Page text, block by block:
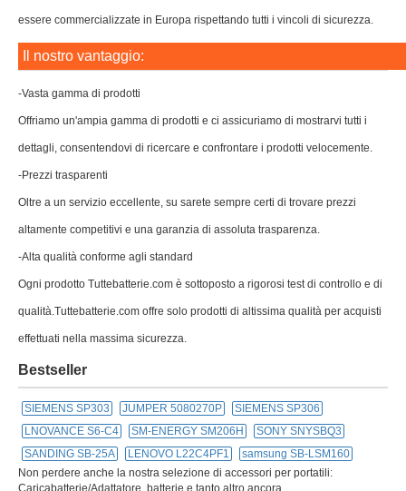
essere commercializzate in Europa rispettando tutti i vincoli di sicurezza.
Il nostro vantaggio:
-Vasta gamma di prodotti
Offriamo un'ampia gamma di prodotti e ci assicuriamo di mostrarvi tutti i
dettagli, consentendovi di ricercare e confrontare i prodotti velocemente.
-Prezzi trasparenti
Oltre a un servizio eccellente, su sarete sempre certi di trovare prezzi
altamente competitivi e una garanzia di assoluta trasparenza.
-Alta qualità conforme agli standard
Ogni prodotto Tuttebatterie.com è sottoposto a rigorosi test di controllo e di
qualità.Tuttebatterie.com offre solo prodotti di altissima qualità per acquisti
effettuati nella massima sicurezza.
Bestseller
SIEMENS SP303 JUMPER 5080270P
SIEMENS SP306
LNOVANCE S6-C4
SM-ENERGY SM206H
SONY SNYSBQ3
SANDING SB-25A
LENOVO L22C4PF1
samsung SB-LSM160
Non perdere anche la nostra selezione di accessori per portatili:
Caricabatterie/Adattatore, batterie e tanto altro ancora.